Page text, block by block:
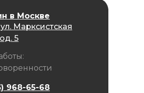
в Москве
Марксистская
5
968-65-68